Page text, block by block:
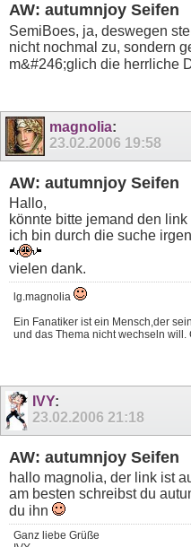
AW: autumnjoy Seifen
SemiBoes, ja, deswegen
nicht nochmal zu, sondern
m&#246;glich die herrliche
magnolia:
23.02.2006 19:58
AW: autumnjoy Seifen
Hallo,
könnte bitte jemand den
ich bin durch die suche
vielen dank.
lg.magnolia
Ein Fanatiker ist ein Mensch,der
und das Thema nicht wechseln will.
IVY:
23.02.2006 21:18
AW: autumnjoy Seifen
hallo magnolia, der link ist
am besten schreibst du
du ihn
Ganz liebe Grüße